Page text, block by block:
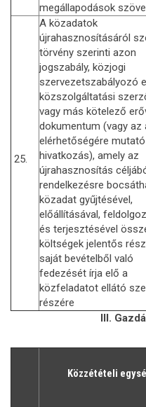
megállapodások
25.
A közadatok
újrahasznosításáról
törvény szerinti azon
jogszabály, közjogi
szervezetszabályozó
közszolgáltatási
vagy más kötelező
dokumentum (vagy az
elérhetőségére mutató
hivatkozás), amely az
újrahasznosítás
rendelkezésre
közadat gyűjtésével,
előállításával,
és terjesztésével
költségek jelentős
saját bevételből való
fedezését írja elő a
közfeladatot ellátó
részére
III.
Közzétételi